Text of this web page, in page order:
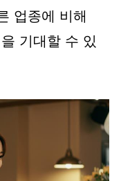
업종에 비해
기대할 수 있